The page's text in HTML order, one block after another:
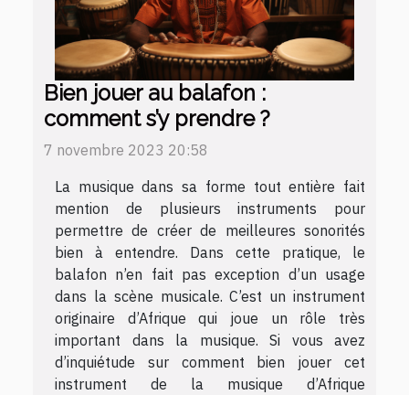
Bien jouer au balafon :
comment s’y prendre ?
7 novembre 2023 20:58
La musique dans sa forme tout entière fait
mention de plusieurs instruments pour
permettre de créer de meilleures sonorités
bien à entendre. Dans cette pratique, le
balafon n’en fait pas exception d’un usage
dans la scène musicale. C’est un instrument
originaire d’Afrique qui joue un rôle très
important dans la musique. Si vous avez
d’inquiétude sur comment bien jouer cet
instrument de la musique d’Afrique